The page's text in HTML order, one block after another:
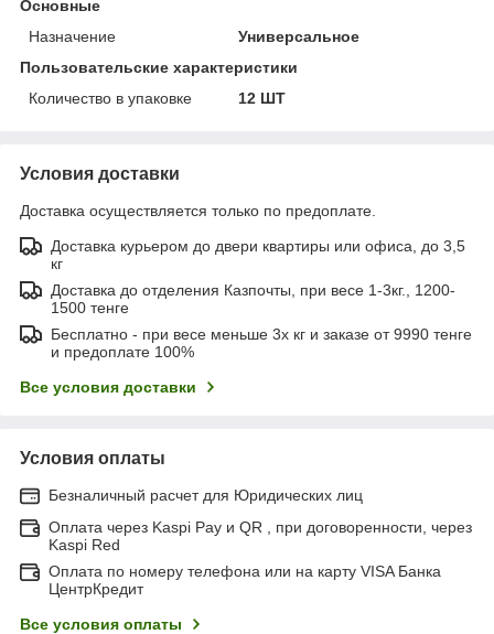
Основные
Назначение
Универсальное
Пользовательские характеристики
Количество в упаковке
12 ШТ
Условия доставки
Доставка осуществляется только по предоплате.
Доставка курьером до двери квартиры или офиса, до 3,5
кг
Доставка до отделения Казпочты, при весе 1-3кг., 1200-
1500 тенге
Бесплатно - при весе меньше 3х кг и заказе от 9990 тенге
и предоплате 100%
Все условия доставки
Условия оплаты
Безналичный расчет для Юридических лиц
Оплата через Kaspi Pay и QR , при договоренности, через
Kaspi Red
Оплата по номеру телефона или на карту VISA Банка
ЦентрКредит
Все условия оплаты